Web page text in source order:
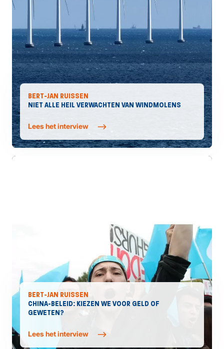
BERT-JAN RUISSEN
NIET ALLE HEIL VERWACHTEN VAN WINDMOLENS
Lees het interview
BERT-JAN RUISSEN
CHINA-BELEID: KIEZEN WE VOOR GELD OF
GEWETEN?
Lees het interview